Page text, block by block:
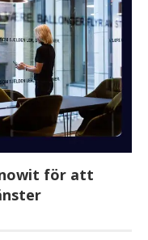
för att